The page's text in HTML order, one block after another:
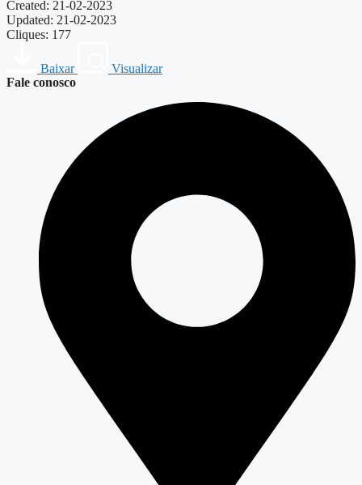
Created: 21-02-2023
Updated: 21-02-2023
Cliques: 177
Baixar
Visualizar
Fale conosco